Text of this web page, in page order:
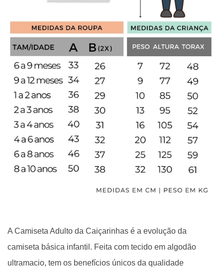
A Camiseta Adulto da Caiçarinhas é a evolução da
camiseta básica infantil. Feita com tecido em algodão
ultramacio, tem os benefícios únicos da qualidade